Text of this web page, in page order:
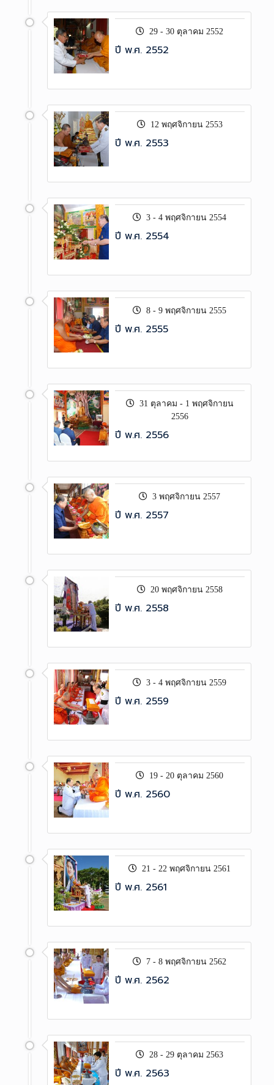
29 - 30 ตุลาคม 2552
ปี พ.ศ. 2552
12 พฤศจิกายน 2553
ปี พ.ศ. 2553
3 - 4 พฤศจิกายน 2554
ปี พ.ศ. 2554
8 - 9 พฤศจิกายน 2555
ปี พ.ศ. 2555
31 ตุลาคม - 1 พฤศจิกายน
2556
ปี พ.ศ. 2556
3 พฤศจิกายน 2557
ปี พ.ศ. 2557
20 พฤศจิกายน 2558
ปี พ.ศ. 2558
3 - 4 พฤศจิกายน 2559
ปี พ.ศ. 2559
19 - 20 ตุลาคม 2560
ปี พ.ศ. 2560
21 - 22 พฤศจิกายน 2561
ปี พ.ศ. 2561
7 - 8 พฤศจิกายน 2562
ปี พ.ศ. 2562
28 - 29 ตุลาคม 2563
ปี พ.ศ. 2563